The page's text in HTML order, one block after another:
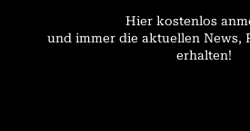
Hier kostenlos
und immer die aktuellen News,
erhalten!